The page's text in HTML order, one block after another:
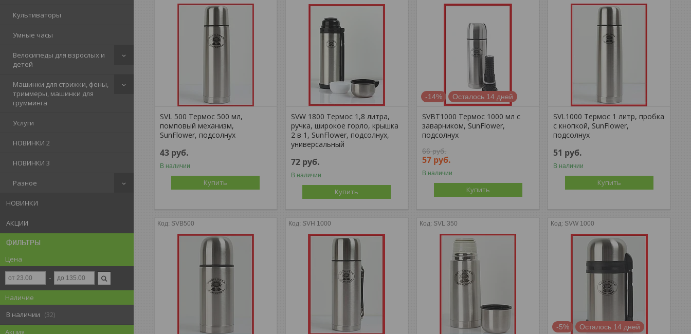
Культиваторы
Умные часы
Велосипеды для взрослых и
детей
Машинки для стрижки, фены,
триммеры, машинки для
грумминга
Услуги
НОВИНКИ 2
НОВИНКИ 3
Разное
НОВИНКИ
АКЦИИ
ФИЛЬТРЫ
Цена
Наличие
В наличии
32
Акция
SVL 500 Термос 500 мл,
помповый механизм,
SunFlower, подсолнух
43 руб.
В наличии
Купить
SVW 1800 Термос 1,8 литра,
ручка, широкое горло, крышка
2 в 1, SunFlower, подсолнух,
универсальный
72 руб.
В наличии
Купить
-14% Осталось 14 дней
SVBT1000 Термос 1000 мл с
заварником, SunFlower,
подсолнух
66руб.
57 руб.
В наличии
Купить
SVL1000 Термос 1 литр, пробка
с кнопкой, SunFlower,
подсолнух
51 руб.
В наличии
Купить
SVB500 SVH 1000 SVL 350 SVW 1000
-5% Осталось 14 дней